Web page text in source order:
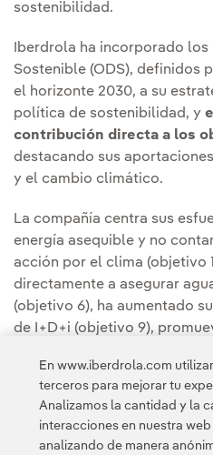
sostenibilidad.
Iberdrola ha incorporado
Sostenible (ODS), definidos
el horizonte 2030, a su
política de sostenibilidad, y
contribución directa a los
destacando sus
y el cambio climático.
La compañía centra sus
energía asequible y no
acción por el clima (objetivo
directamente a asegurar
(objetivo 6), ha aumentado
de I+D+i (objetivo 9),
establecer alianzas para
En www.iberdrola.com
terceros para mejorar tu
Analizamos la cantidad y la
interacciones en nuestra
analizando de manera